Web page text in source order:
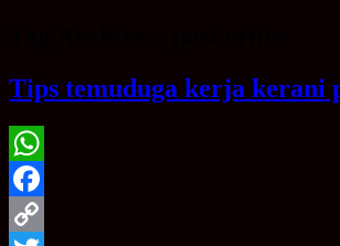
Tips temuduga kerja kerani
WhatsApp
Facebook